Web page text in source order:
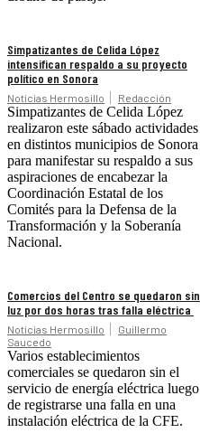
Simpatizantes de Celida López
intensifican respaldo a su proyecto
político en Sonora
Noticias Hermosillo Redacción
Simpatizantes de Celida López
realizaron este sábado actividades
en distintos municipios de Sonora
para manifestar su respaldo a sus
aspiraciones de encabezar la
Coordinación Estatal de los
Comités para la Defensa de la
Transformación y la Soberanía
Nacional.
Comercios del Centro se quedaron sin
luz por dos horas tras falla eléctrica
Noticias Hermosillo
Guillermo
Saucedo
Varios establecimientos
comerciales se quedaron sin el
servicio de energía eléctrica luego
de registrarse una falla en una
instalación eléctrica de la CFE.